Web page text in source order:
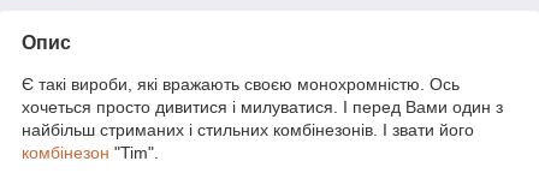
Опис
Є такі вироби, які вражають своєю монохромністю. Ось
хочеться просто дивитися і милуватися. І перед Вами один з
найбільш стриманих і стильних комбінезонів. І звати його
комбінезон "Tim".